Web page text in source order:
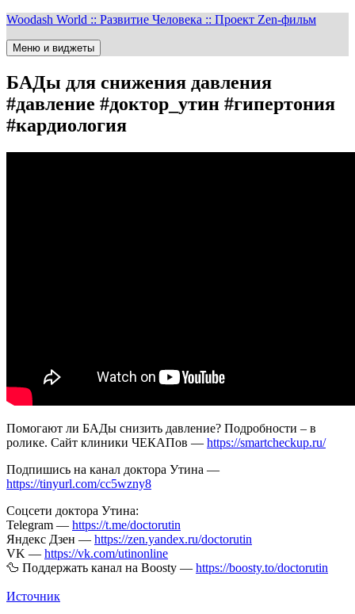
Перейти
содержимому
Woodash World :: Развитие Человека :: Проект Zen-фильм
Меню и виджеты
БАДы для снижения давления
#давление #доктор_утин #гипертония
#кардиология
Помогают ли БАДы снизить давление? Подробности – в
ролике. Сайт клиники ЧЕКАПов — https://smartcheckup.ru/
Подпишись на канал доктора Утина —
https://tinyurl.com/cc5wzny8
Соцсети доктора Утина:
Telegram — https://t.me/doctorutin
Яндекс Дзен — https://zen.yandex.ru/doctorutin
VK — https://vk.com/utinonline
🦆 Поддержать канал на Boosty — https://boosty.to/doctorutin
Источник